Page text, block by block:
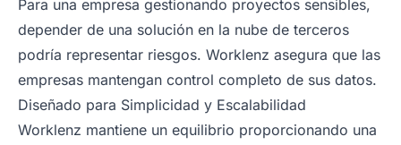
Para una empresa gestionando proyectos sensibles,
depender de una solución en la nube de terceros
podría representar riesgos. Worklenz asegura que las
empresas mantengan control completo de sus datos.
Diseñado para Simplicidad y Escalabilidad
Worklenz mantiene un equilibrio proporcionando una